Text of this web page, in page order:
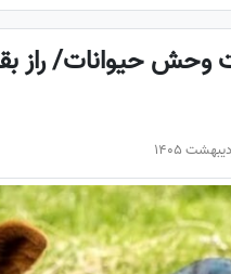
حیوانات/ راز